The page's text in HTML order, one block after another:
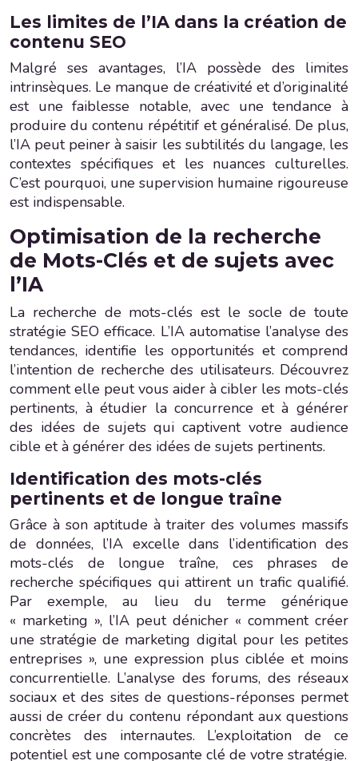
Les limites de l’IA dans la création de
contenu SEO
Malgré ses avantages, l’IA possède des limites
intrinsèques. Le manque de créativité et d’originalité
est une faiblesse notable, avec une tendance à
produire du contenu répétitif et généralisé. De plus,
l’IA peut peiner à saisir les subtilités du langage, les
contextes spécifiques et les nuances culturelles.
C’est pourquoi, une supervision humaine rigoureuse
est indispensable.
Optimisation de la recherche
de Mots-Clés et de sujets avec
l’IA
La recherche de mots-clés est le socle de toute
stratégie SEO efficace. L’IA automatise l’analyse des
tendances, identifie les opportunités et comprend
l’intention de recherche des utilisateurs. Découvrez
comment elle peut vous aider à cibler les mots-clés
pertinents, à étudier la concurrence et à générer
des idées de sujets qui captivent votre audience
cible et à générer des idées de sujets pertinents.
Identification des mots-clés
pertinents et de longue traîne
Grâce à son aptitude à traiter des volumes massifs
de données, l’IA excelle dans l’identification des
mots-clés de longue traîne, ces phrases de
recherche spécifiques qui attirent un trafic qualifié.
Par exemple, au lieu du terme générique
« marketing », l’IA peut dénicher « comment créer
une stratégie de marketing digital pour les petites
entreprises », une expression plus ciblée et moins
concurrentielle. L’analyse des forums, des réseaux
sociaux et des sites de questions-réponses permet
aussi de créer du contenu répondant aux questions
concrètes des internautes. L’exploitation de ce
potentiel est une composante clé de votre stratégie.